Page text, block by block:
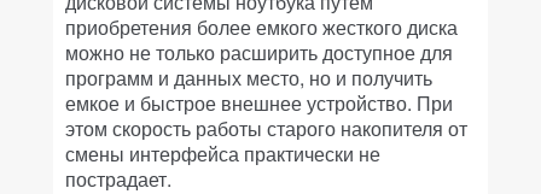
приобретения более емкого жесткого диска
можно не только расширить доступное для
программ и данных место, но и получить
емкое и быстрое внешнее устройство. При
этом скорость работы старого накопителя от
смены интерфейса практически не
пострадает.